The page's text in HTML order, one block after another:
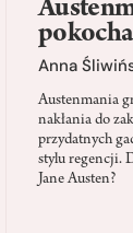
Anna
Austenmania
nakłania do
przydatnych
stylu regencji.
Jane Austen?